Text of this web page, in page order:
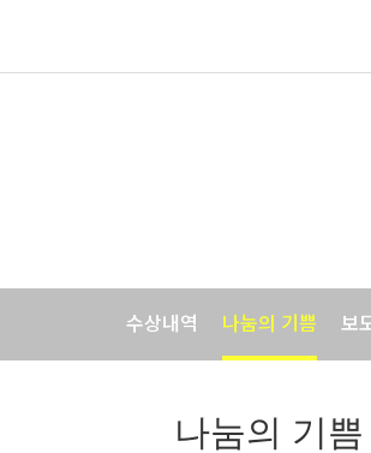
수상내역 나눔의 기쁨 보
나눔의 기쁨